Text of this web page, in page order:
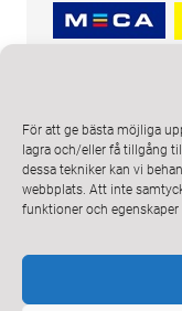
För att ge bästa möjliga
lagra och/eller få tillgång
dessa tekniker kan vi
webbplats. Att inte
funktioner och egenskaper
ProMeister
Email
Prenumerera på